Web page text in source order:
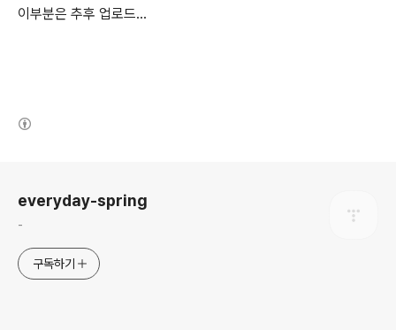
이부분은 추후 업로드...
everyday-spring
-
구독하기